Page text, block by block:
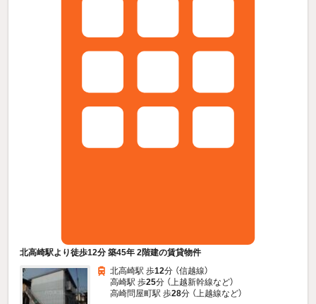
北高崎駅より徒歩12分 築45年 2階建の賃貸物件
北高崎駅 歩12分 （信越線）
高崎駅 歩25分 （上越新幹線など）
高崎問屋町駅 歩28分 （上越線など）